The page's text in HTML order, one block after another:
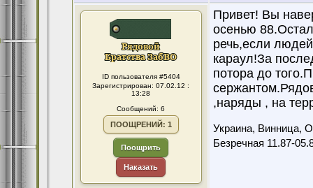
ID пользователя #5404
Зарегистрирован: 07.02.12 :
13:28
Сообщений: 6
ПООЩРЕНИЙ: 1
Поощрить
Наказать
Привет! Вы
осенью
речь,если
караул!За
потора до
,наряды , на
Украина, Винница,
Безречная 11.87-